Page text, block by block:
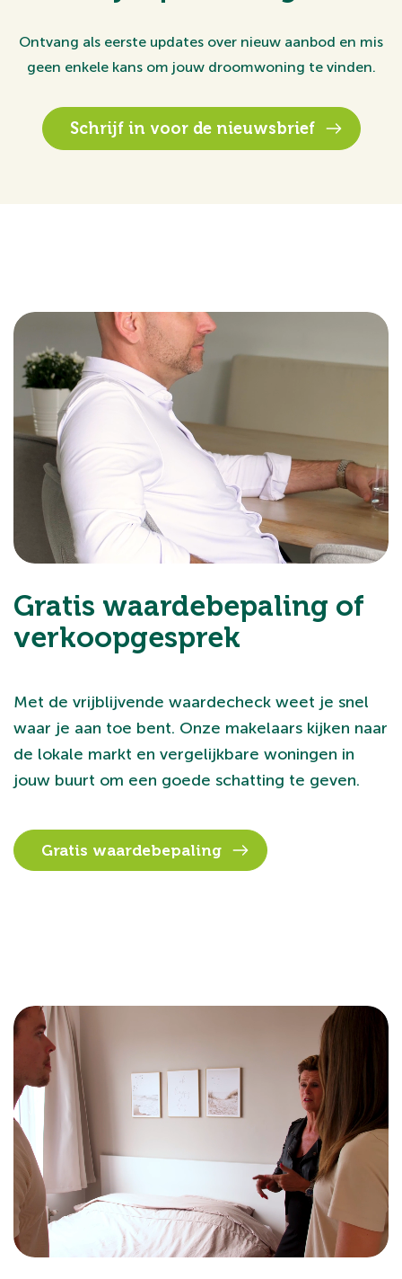
Ontvang als eerste updates over nieuw aanbod en mis
geen enkele kans om jouw droomwoning te vinden.
Schrijf in voor de nieuwsbrief
Gratis waardebepaling of
verkoopgesprek
Met de vrijblijvende waardecheck weet je snel
waar je aan toe bent. Onze makelaars kijken naar
de lokale markt en vergelijkbare woningen in
jouw buurt om een goede schatting te geven.
Gratis waardebepaling